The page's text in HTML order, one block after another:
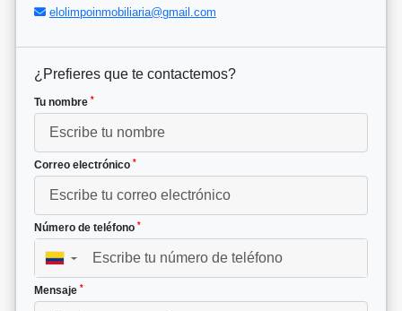
elolimpoinmobiliaria@gmail.com
¿Prefieres que te contactemos?
Tu nombre *
Correo electrónico *
Número de teléfono *
▼
Mensaje *